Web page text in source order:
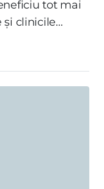
tot mai
clinicile...